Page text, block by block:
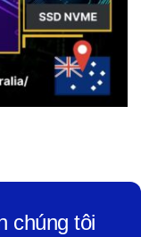
chúng tôi